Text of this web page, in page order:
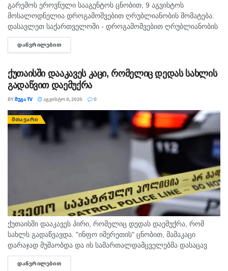
გარემოს ეროვნული სააგენტოს ცნობით, 9 აგვისტოს
მოსალოდნელია დროგამოშვებით ღრუბლიანობის მომატება.
დასავლეთ საქართველოში - დროგამოშვებით ღრუბლიანობის
მომატება. უმეტეს რაიონში ხანმოკლე წვიმა და ელჭექი, ზოგან
ძლიერი. დასავლეთის ქარი 10-15 მ/წმ, ელჭექის დროს
ᲓᲐᲬᲕᲠᲘᲚᲔᲑᲘᲗ
ქუთაისში დააკავეს კაცი, რომელიც დედას სახლის
გადაწვით დაემუქრა
BYᲛᲔᲒᲐ TV ᲐᲒᲕᲘᲡᲢᲝ 8, 2026 0
ᲛᲗᲐᲕᲐᲠᲘ
ქუთაისში დააკავეს პირი, რომელიც დედას დაემუქრა, რომ
სახლს გადაწვავდა. "ინფო იმერეთის" ცნობით, მამაკაცი
დარაჯად მუშაობდა და ის სამართალდამცველებმა დასაცავ
ობიექტზე აიყვანეს. შსს-ს ინფორმაციით, დაკავებულს
სისხლის სამართლის კოდექსის 11 პრიმა...
ᲓᲐᲬᲕᲠᲘᲚᲔᲑᲘᲗ